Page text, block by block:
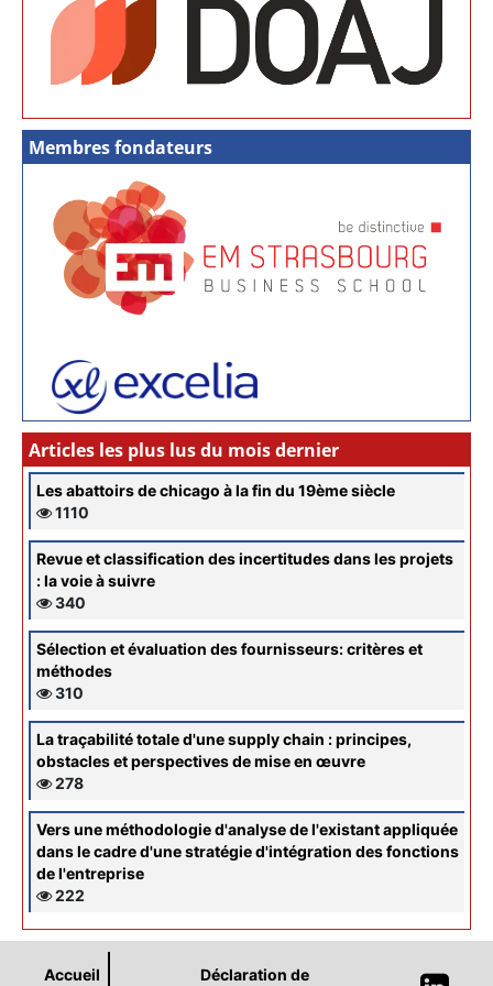
Membres fondateurs
Articles les plus lus du mois dernier
Les abattoirs de chicago à la fin du 19ème siècle
1110
Revue et classification des incertitudes dans les projets
: la voie à suivre
340
Sélection et évaluation des fournisseurs: critères et
méthodes
310
La traçabilité totale d'une supply chain : principes,
obstacles et perspectives de mise en œuvre
278
Vers une méthodologie d'analyse de l'existant appliquée
dans le cadre d'une stratégie d'intégration des fonctions
de l'entreprise
222
Accueil Déclaration de